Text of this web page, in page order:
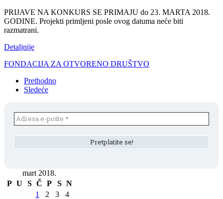
PRIJAVE NA KONKURS SE PRIMAJU do 23. MARTA 2018.
GODINE. Projekti primljeni posle ovog datuma neće biti
razmatrani.
Detaljnije
FONDACIJA ZA OTVORENO DRUŠTVO
Prethodno
Sledeće
mart 2018.
P U S Č P S N
1
2 3
4